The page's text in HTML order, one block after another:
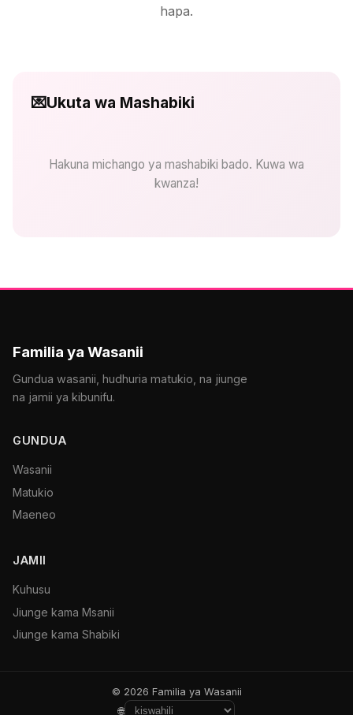
hapa.
💌Ukuta wa Mashabiki
Hakuna michango ya mashabiki bado. Kuwa wa
kwanza!
Familia ya Wasanii
Gundua wasanii, hudhuria matukio, na jiunge
na jamii ya kibunifu.
GUNDUA
Wasanii
Matukio
Maeneo
JAMII
Kuhusu
Jiunge kama Msanii
Jiunge kama Shabiki
© 2026 Familia ya Wasanii
🌐